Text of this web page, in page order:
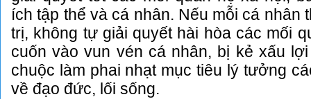
ích tập thể và cá nhân. Nếu mỗi cá nhân
trị, không tự giải quyết hài hòa các mối
cuốn vào vun vén cá nhân, bị kẻ xấu
chuộc làm phai nhạt mục tiêu lý tưởng
về đạo đức, lối sống.